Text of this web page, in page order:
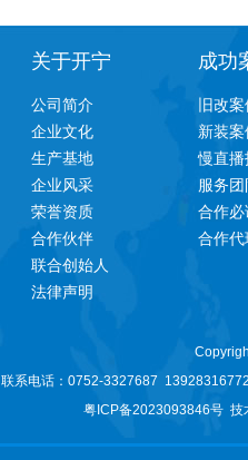
关于开宁
公司简介
企业文化
生产基地
企业风采
荣誉资质
合作伙伴
联合创始人
法律声明
成功
旧改案
新装案
慢直播
服务团
合作必
合作代
联系电话：0752-3327687 13928316772
粤ICP备2023093846号技